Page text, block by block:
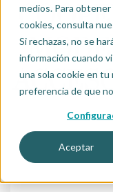
medios. Para
cookies, consulta
Si rechazas, no se
información cuando
una sola cookie en
preferencia de que
Aceptar